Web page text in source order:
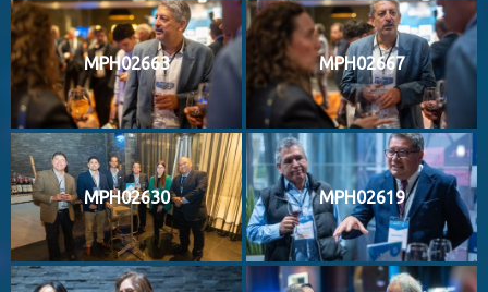
MPH02663 MPH02667
MPH02630 MPH02619